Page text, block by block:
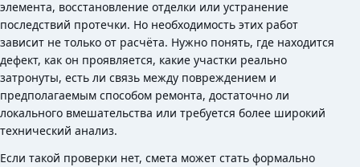
элемента, восстановление отделки или устранение
последствий протечки. Но необходимость этих работ
зависит не только от расчёта. Нужно понять, где находится
дефект, как он проявляется, какие участки реально
затронуты, есть ли связь между повреждением и
предполагаемым способом ремонта, достаточно ли
локального вмешательства или требуется более широкий
технический анализ.
Если такой проверки нет, смета может стать формально